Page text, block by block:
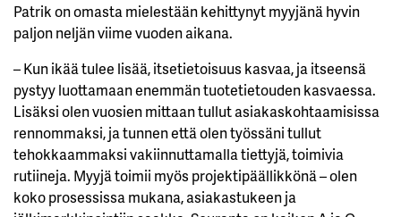
Patrik on omasta mielestään kehittynyt myyjänä hyvin
paljon neljän viime vuoden aikana.
– Kun ikää tulee lisää, itsetietoisuus kasvaa, ja itseensä
pystyy luottamaan enemmän tuotetietouden kasvaessa.
Lisäksi olen vuosien mittaan tullut asiakaskohtaamisissa
rennommaksi, ja tunnen että olen työssäni tullut
tehokkaammaksi vakiinnuttamalla tiettyjä, toimivia
rutiineja. Myyjä toimii myös projektipäällikkönä – olen
koko prosessissa mukana, asiakastukeen ja